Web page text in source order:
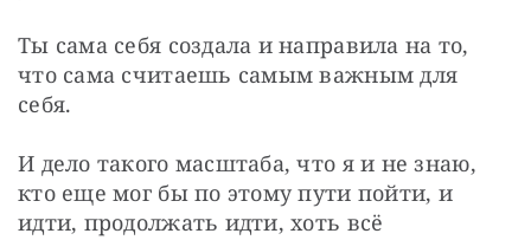
Ты сама себя создала и направила на то,
что сама считаешь самым важным для
себя.
И дело такого масштаба, что я и не знаю,
кто еще мог бы по этому пути пойти, и
идти, продолжать идти, хоть всё